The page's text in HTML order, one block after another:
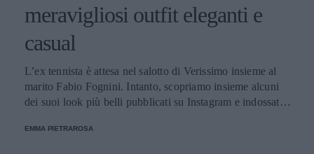
meravigliosi outfit eleganti e
casual
L’ex tennista è attesa nel salotto di Verissimo insieme al
marito Fabio Fognini. Intanto, scopriamo insieme alcuni
dei suoi look più belli pubblicati su Instagram e indossati
EMMA PIETRAROSA